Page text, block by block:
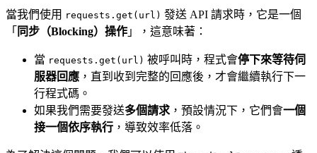
當我們使用 requests.get(url) 發送 API 請求時，它是一個
「 同步（Blocking）操作 」，這意味著：
當 requests.get(url) 被呼叫時，程式會停下來等待伺
服器回應 ，直到收到完整的回應後，才會繼續執行下一
行程式碼。
如果我們需要發送多個請求 ，預設情況下，它們會一個
接一個依序執行 ，導致效率低落。